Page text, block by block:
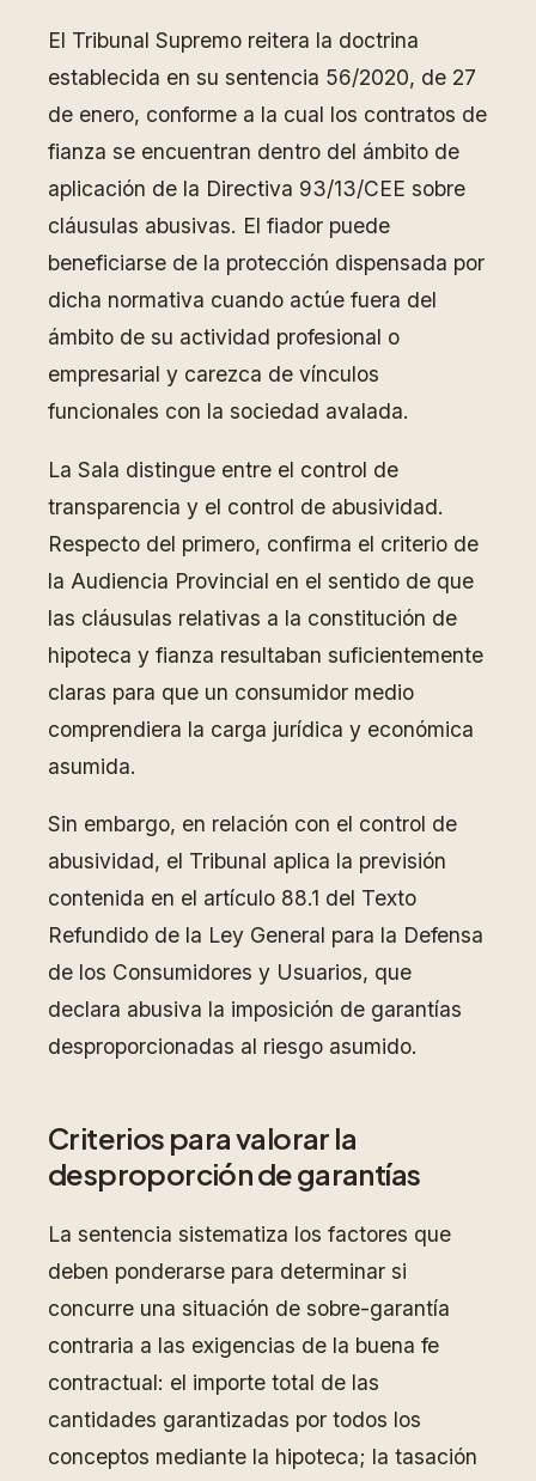
El Tribunal Supremo reitera la doctrina
establecida en su sentencia 56/2020, de 27
de enero, conforme a la cual los contratos de
fianza se encuentran dentro del ámbito de
aplicación de la Directiva 93/13/CEE sobre
cláusulas abusivas. El fiador puede
beneficiarse de la protección dispensada por
dicha normativa cuando actúe fuera del
ámbito de su actividad profesional o
empresarial y carezca de vínculos
funcionales con la sociedad avalada.
La Sala distingue entre el control de
transparencia y el control de abusividad.
Respecto del primero, confirma el criterio de
la Audiencia Provincial en el sentido de que
las cláusulas relativas a la constitución de
hipoteca y fianza resultaban suficientemente
claras para que un consumidor medio
comprendiera la carga jurídica y económica
asumida.
Sin embargo, en relación con el control de
abusividad, el Tribunal aplica la previsión
contenida en el artículo 88.1 del Texto
Refundido de la Ley General para la Defensa
de los Consumidores y Usuarios, que
declara abusiva la imposición de garantías
desproporcionadas al riesgo asumido.
Criterios para valorar la
desproporción de garantías
La sentencia sistematiza los factores que
deben ponderarse para determinar si
concurre una situación de sobre-garantía
contraria a las exigencias de la buena fe
contractual: el importe total de las
cantidades garantizadas por todos los
conceptos mediante la hipoteca; la tasación